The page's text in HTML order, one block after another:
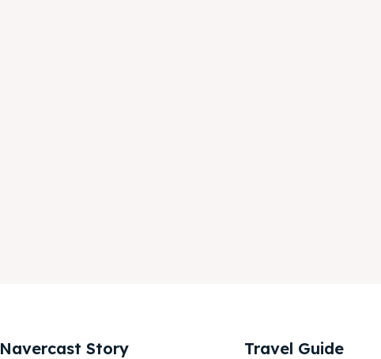
Navercast Story Travel Guide